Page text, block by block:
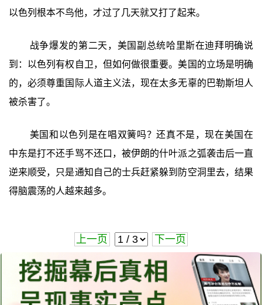
以色列根本不鸟他，才过了几天就又打了起来。
战争爆发的第二天，美国副总统哈里斯在迪拜明确说
到：以色列有权自卫，但如何做很重要。美国的立场是明确
的，必须尊重国际人道主义法，现在太多无辜的巴勒斯坦人
被杀害了。
美国和以色列是在唱双簧吗？还真不是，现在美国在
中东是打不还手骂不还口，被伊朗的什叶派之弧袭击后一直
逆来顺受，只是通知自己的士兵赶紧躲到防空洞里去，结果
得脑震荡的人越来越多。
上一页 下一页